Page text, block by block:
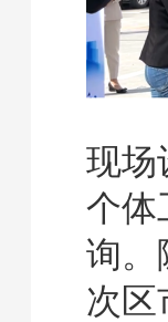
现场
个体
询。
次区